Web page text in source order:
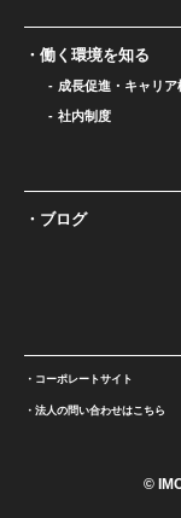
働く環境を知る
成長促進・キャリア
社内制度
ブログ
コーポレートサイト
法人の問い合わせはこちら
©